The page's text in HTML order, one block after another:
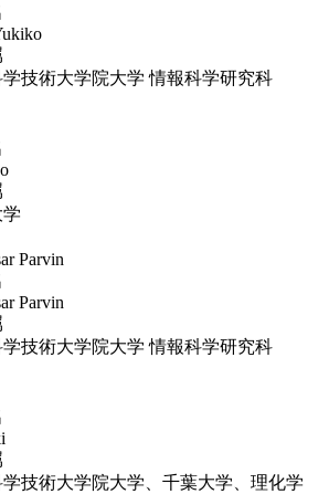
技術大学院大学 情報科学研究科
Parvin
Parvin
技術大学院大学 情報科学研究科
技術大学院大学、千葉大学、理化学